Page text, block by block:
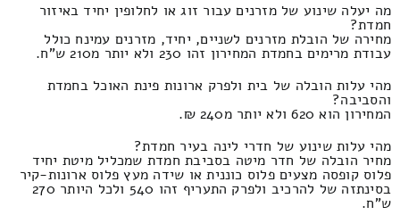
מה יעלה שינוע של מזרנים עבור זוג או לחלופין יחיד באיזור
חמדת?
מחירה של הובלת מזרנים לשניים, יחיד, מזרנים עמינח כולל
עבודת מרימים בחמדת המחירון זהו 230 ולא יותר מ210 ש"ח.
מהי עלות הובלה של בית ולפרק ארונות פינת האוכל בחמדת
והסביבה?
המחירון הוא 620 ולא יותר מ240 ₪.
מהי עלות שינוע של חדרי לינה בעיר חמדת?
מחיר הובלה של חדר מיטה בסביבת חמדת שמכליל מיטת יחיד
פלוס קופסה מצעים פלוס כוננית או שידה מעץ פלוס ארונות-קיר
בסינתזה של להרכיב ולפרק התעריף זהו 540 ולכל היותר 270
ש"ח.